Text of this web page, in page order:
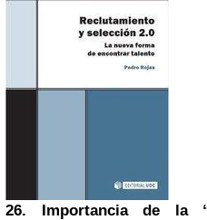
26. Importancia de la